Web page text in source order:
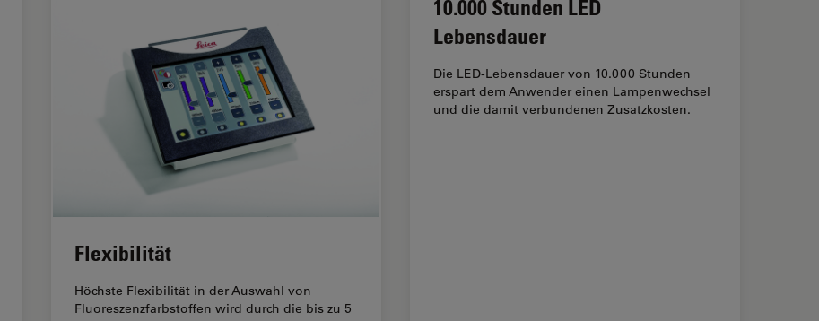
Flexibilität
Höchste Flexibilität in der Auswahl von
Fluoreszenzfarbstoffen wird durch die bis zu 5
10.000 Stunden LED
Lebensdauer
Die LED-Lebensdauer von 10.000 Stunden
erspart dem Anwender einen Lampenwechsel
und die damit verbundenen Zusatzkosten.